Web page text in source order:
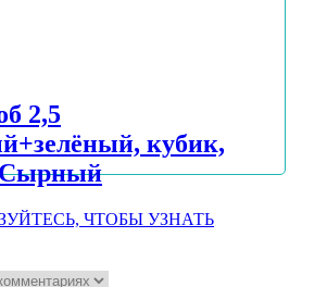
2,5
кубик,
Сырный
ЧТОБЫ УЗНАТЬ